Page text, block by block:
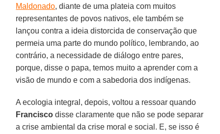
Maldonado, diante de uma plateia com muitos
representantes de povos nativos, ele também se
lançou contra a ideia distorcida de conservação que
permeia uma parte do mundo político, lembrando, ao
contrário, a necessidade de diálogo entre pares,
porque, disse o papa, temos muito a aprender com a
visão de mundo e com a sabedoria dos indígenas.
A ecologia integral, depois, voltou a ressoar quando
Francisco disse claramente que não se pode separar
a crise ambiental da crise moral e social. E, se isso é